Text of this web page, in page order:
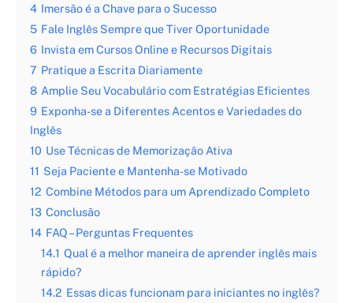
4 Imersão é a Chave para o Sucesso
5 Fale Inglês Sempre que Tiver Oportunidade
6 Invista em Cursos Online e Recursos Digitais
7 Pratique a Escrita Diariamente
8 Amplie Seu Vocabulário com Estratégias Eficientes
9 Exponha-se a Diferentes Acentos e Variedades do
Inglês
10 Use Técnicas de Memorização Ativa
11 Seja Paciente e Mantenha-se Motivado
12 Combine Métodos para um Aprendizado Completo
13 Conclusão
14 FAQ – Perguntas Frequentes
14.1 Qual é a melhor maneira de aprender inglês mais
rápido?
14.2 Essas dicas funcionam para iniciantes no inglês?